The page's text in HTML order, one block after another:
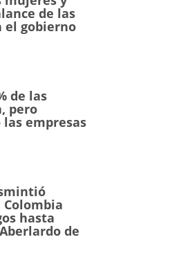
de las
el gobierno
de las
pero
empresas
hasta
de